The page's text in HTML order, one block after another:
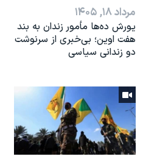
مرداد ۱۸, ۱۴۰۵
یورش ده‌ها مأمور زندان به بند
هفت اوین؛ بی‌خبری از سرنوشت
دو زندانی سیاسی